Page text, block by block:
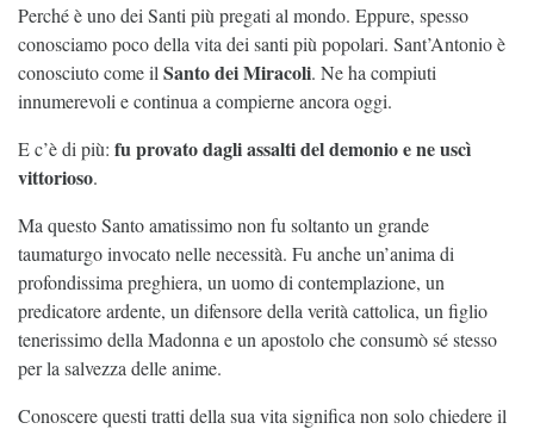
Perché è uno dei Santi più pregati al mondo. Eppure, spesso
conosciamo poco della vita dei santi più popolari. Sant’Antonio è
conosciuto come il Santo dei Miracoli. Ne ha compiuti
innumerevoli e continua a compierne ancora oggi.
E c’è di più: fu provato dagli assalti del demonio e ne uscì
vittorioso.
Ma questo Santo amatissimo non fu soltanto un grande
taumaturgo invocato nelle necessità. Fu anche un’anima di
profondissima preghiera, un uomo di contemplazione, un
predicatore ardente, un difensore della verità cattolica, un figlio
tenerissimo della Madonna e un apostolo che consumò sé stesso
per la salvezza delle anime.
Conoscere questi tratti della sua vita significa non solo chiedere il